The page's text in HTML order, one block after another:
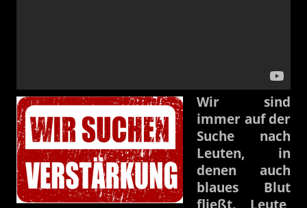
Wir sind
immer auf der
Suche nach
Leuten, in
denen auch
blaues Blut
fließt. Leute,